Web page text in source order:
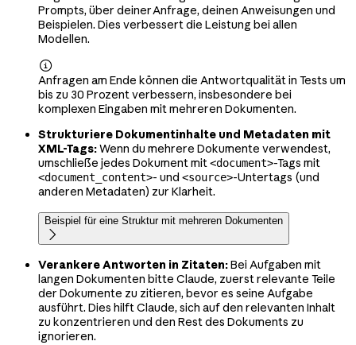
Prompts, über deiner Anfrage, deinen Anweisungen und
Beispielen. Dies verbessert die Leistung bei allen
Modellen.

Anfragen am Ende können die Antwortqualität in Tests um
bis zu 30 Prozent verbessern, insbesondere bei
komplexen Eingaben mit mehreren Dokumenten.
Strukturiere Dokumentinhalte und Metadaten mit
XML-Tags:Wenn du mehrere Dokumente verwendest,
umschließe jedes Dokument mit<document>-Tags mit
<document_content>- und <source>-Untertags (und
anderen Metadaten) zur Klarheit.
Beispiel für eine Struktur mit mehreren Dokumenten

Verankere Antworten in Zitaten:Bei Aufgaben mit
langen Dokumenten bitte Claude, zuerst relevante Teile
der Dokumente zu zitieren, bevor es seine Aufgabe
ausführt. Dies hilft Claude, sich auf den relevanten Inhalt
zu konzentrieren und den Rest des Dokuments zu
ignorieren.